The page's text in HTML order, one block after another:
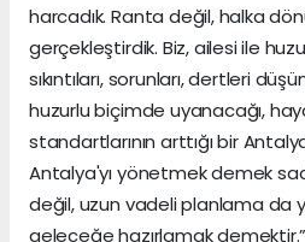
harcadık. Ranta değil, halka
gerçekleştirdik. Biz, ailesi ile
sıkıntıları, sorunları, dertleri
huzurlu biçimde uyanacağı,
standartlarının arttığı bir
Antalya'yı yönetmek demek
değil, uzun vadeli planlama da
geleceğe hazırlamak demektir.”